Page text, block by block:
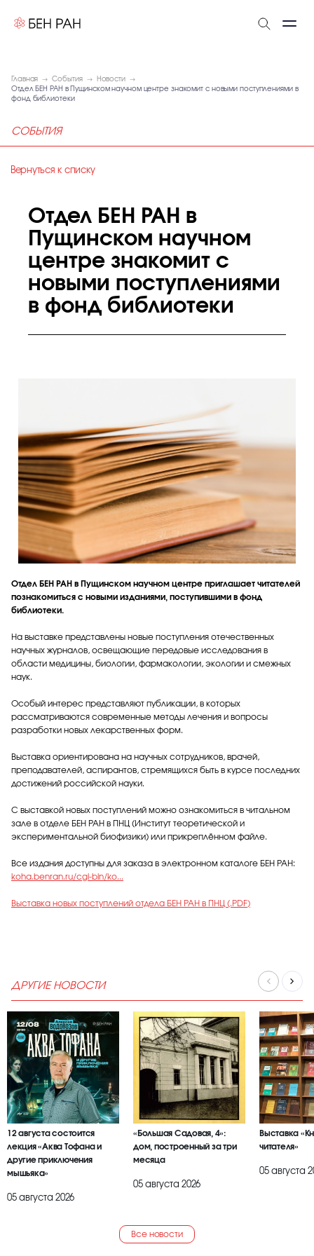
Главная События
Новости
Отдел БЕН РАН в Пущинском научном центре знакомит с новыми поступлениями в
фонд библиотеки
СОБЫТИЯ
Вернуться к списку
Отдел БЕН РАН в
Пущинском научном
центре знакомит с
новыми поступлениями
в фонд библиотеки
Отдел БЕН РАН в Пущинском научном центре приглашает читателей
познакомиться с новыми изданиями, поступившими в фонд
библиотеки.
На выставке представлены новые поступления отечественных
научных журналов, освещающие передовые исследования в
области медицины, биологии, фармакологии, экологии и смежных
наук.
Особый интерес представляют публикации, в которых
рассматриваются современные методы лечения и вопросы
разработки новых лекарственных форм.
Выставка ориентирована на научных сотрудников, врачей,
преподавателей, аспирантов, стремящихся быть в курсе последних
достижений российской науки.
С выставкой новых поступлений можно ознакомиться в читальном
зале в отделе БЕН РАН в ПНЦ (Институт теоретической и
экспериментальной биофизики) или прикреплённом файле.
Все издания доступны для заказа в электронном каталоге БЕН РАН:
koha.benran.ru/cgi-bin/ko...
Выставка новых поступлений отдела БЕН РАН в ПНЦ (.PDF)
ДРУГИЕ НОВОСТИ
12 августа состоится
лекция «Аква Тофана и
другие приключения
мышьяка»
05 августа 2026
«Большая Садовая, 4»:
дом, построенный за три
месяца
05 августа 2026
Выставка
читателя»
05 августа
Все новости